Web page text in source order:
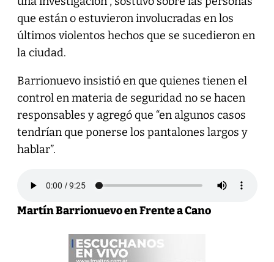
que están o estuvieron involucradas en los
últimos violentos hechos que se sucedieron en
la ciudad.
Barrionuevo insistió en que quienes tienen el
control en materia de seguridad no se hacen
responsables y agregó que “en algunos casos
tendrían que ponerse los pantalones largos y
hablar”.
Martín Barrionuevo en Frente a Cano